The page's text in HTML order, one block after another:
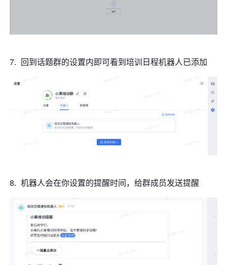
回到话题群的设置内即可看到培训日程机器人已添加
机器人会在你设置的提醒时间，给群成员发送提醒